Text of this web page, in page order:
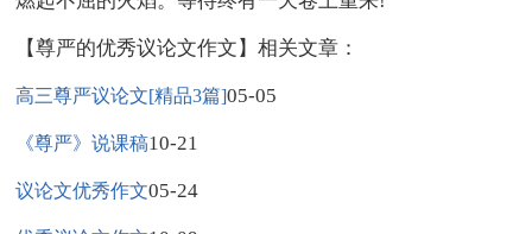
【尊严的优秀议论文作文】相关文章：
高三尊严议论文[精品3篇]05-05
《尊严》说课稿10-21
议论文优秀作文05-24